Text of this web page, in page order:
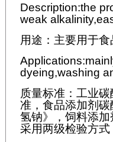
Description:the
weak
用途：主要用于
dyeing,washing
质量标准：工业
准，食品添加剂
氢钠》，饲料添
采用两级检验方